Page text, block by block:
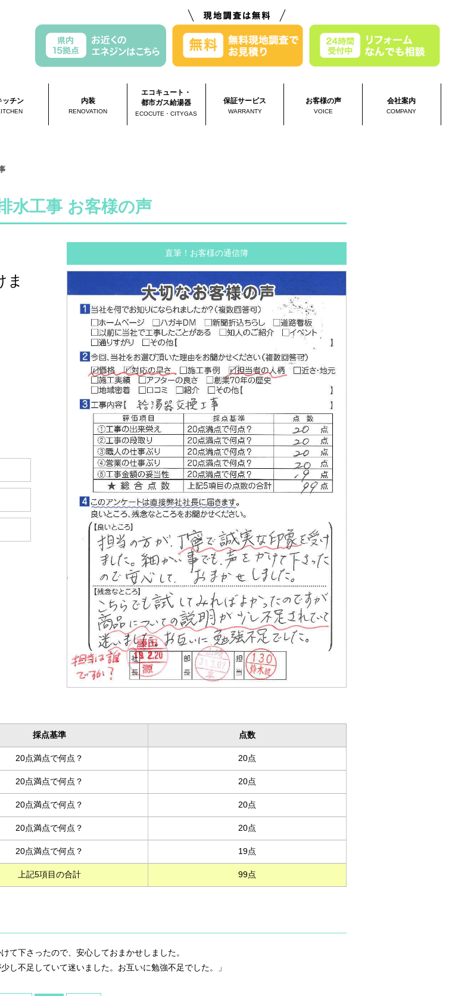
ッチン 内装
RENOVATION
エコキュート・
都市ガス給湯器
ECOCUTE・CITYGAS
保証サービス
WARRANTY
お客様の声
VOICE
会社案内
COMPANY
水工事 お客様の声
ま
直筆！お客様の通信簿
採点基準 点数
20点満点で何点？ 20点
20点満点で何点？ 20点
20点満点で何点？ 20点
20点満点で何点？ 20点
20点満点で何点？ 19点
上記5項目の合計 99点
て下さったので、安心しておまかせしました。
し不足していて迷いました。お互いに勉強不足でした。」